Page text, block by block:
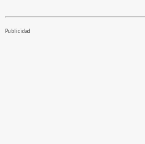
Publicidad